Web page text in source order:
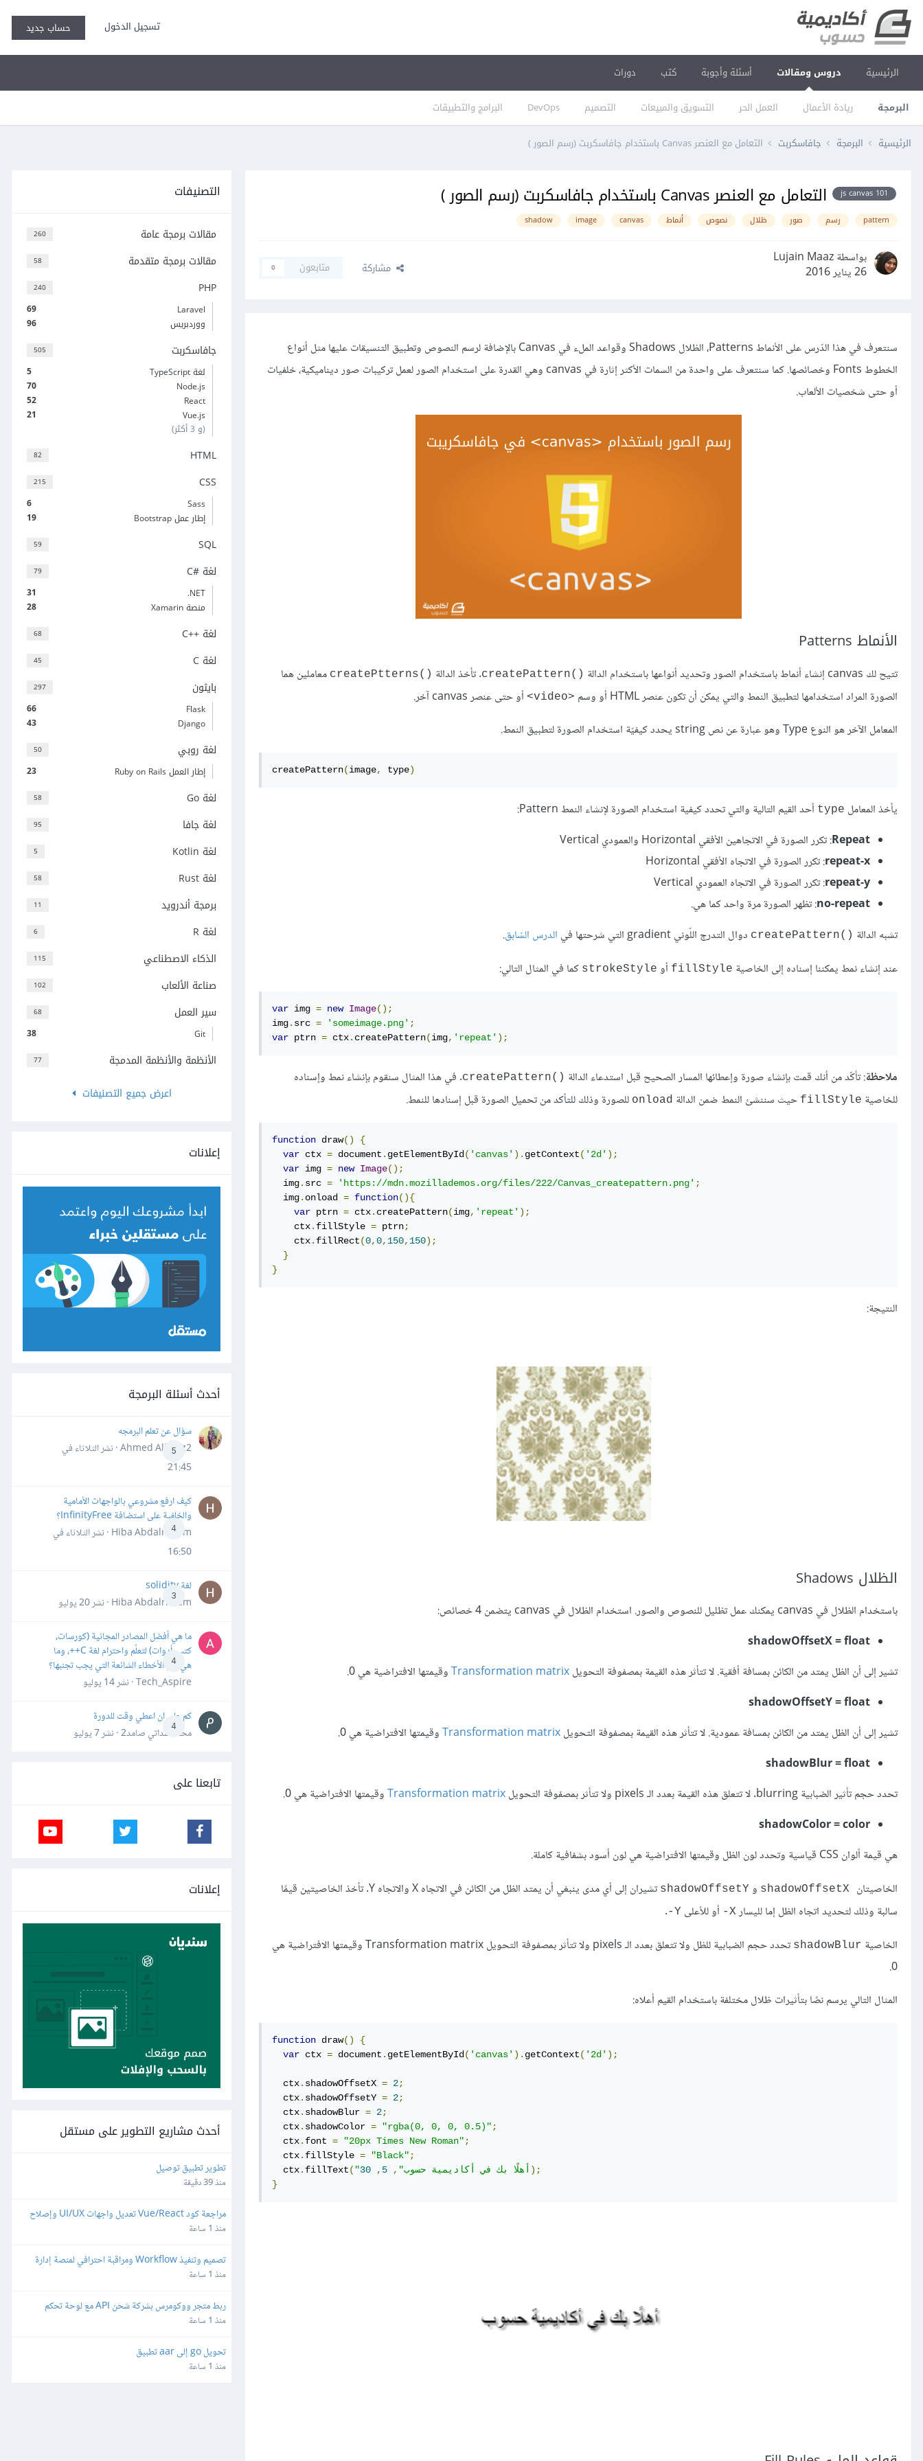
تسجيل الدخول حساب جديد
الرئيسية دروس ومقالات
البرمجة ريادة الأعمال العمل الحر التسويق والمبيعات التصميم DevOps البرامج والتطبيقات
أسئلة وأجوبة كتب دورات
الرئيسية البرمجة جافاسكربت التعامل مع العنصر Canvas باستخدام جافاسكربت (رسم الصور )
js canvas 101 التعامل مع العنصر Canvas باستخدام جافاسكربت (رسم الصور )
pattern رسم صور ظلال نصوص أنماط canvas
image
shadow
بواسطة Lujain Maaz
26 يناير 2016
مشاركة متابعون 0
سنتعرف في هذا الدّرس على الأنماط Patterns، الظلال Shadows وقواعد الملء في Canvas بالإضافة لرسم النصوص وتطبيق التنسيقات عليها مثل أنواع
الخطوط Fonts وخصائصها. كما سنتعرف على واحدة من السمات الأكثر إثارة في canvas وهي القدرة على استخدام الصور لعمل تركيبات صور ديناميكية، خلفيات
أو حتى شخصيات الألعاب.
الأنماط Patterns
تتيح لك canvas إنشاء أنماط باستخدام الصور وتحديد أنواعها باستخدام الدالة ()createPattern . تأخذ الدالة ()createPtterns
معاملين هما
الصورة المراد استخدامها لتطبيق النمط والتي يمكن أن تكون عنصر HTML أو وسم
<video>
أو حتى عنصر canvas آخر.
المعامل الآخر هو النوع Type وهو عبارة عن نص string يحدد كيفيّة استخدام الصورة لتطبيق النمط.
createPattern(image, type)
يأخذ المعامل type أحد القيم التالية والتي تحدد كيفية استخدام الصورة لإنشاء النمط Pattern:
Repeat: تكرر الصورة في الاتجاهين الأفقي Horizontal والعمودي Vertical
repeat-x: تكرر الصورة في الاتجاه الأفقي Horizontal
repeat-y: تكرر الصورة في الاتجاه العمودي Vertical
no-repeat: تظهر الصورة مرة واحد كما هي.
تشبه الدالة ()createPattern دوال التدرج اللّوني gradient التي شرحتها في الدرس السّابق.
عند إنشاء نمط يمكننا إسناده إلى الخاصية fillStyle أو strokeStyle كما في المثال التالي:
var img = new Image();
img. src = 'someimage.png' ;
var ptrn = ctx. createPattern(img, 'repeat' );
ملاحظة: تأكّد من أنك قمت بإنشاء صورة وإعطائها المسار الصحيح قبل استدعاء الدالة ()createPattern
. في هذا المثال سنقوم بإنشاء نمط وإسناده
للخاصية fillStyle حيث سننشئ النمط ضمن الدالة onload للصورة وذلك للتأكد من تحميل الصورة قبل إسنادها للنمط.
function draw()
{
var ctx = document . getElementById ( 'canvas' ). getContext( '2d' );
var img = new Image();
img. src = 'https://mdn.mozillademos.org/files/222/Canvas_createpattern.png' ;
img. onload = function(){
var ptrn = ctx. createPattern(img, 'repeat' );
ctx. fillStyle = ptrn;
ctx. fillRect(0,0, 150, 150);
}
}
النتيجة:
الظلال Shadows
باستخدام الظلال في canvas يمكنك عمل تظليل للنصوص والصور. استخدام الظلال في canvas يتضمن 4 خصائص:
shadowOffsetX = float
تشير إلى أن الظل يمتد من الكائن بمسافة أفقية. لا تتأثر هذه القيمة بمصفوفة التحويلTransformation matrixوقيمتها الافتراضية هي 0.
shadowOffsetY = float
تشير إلى أن الظل يمتد من الكائن بمسافة عمودية. لا تتأثر هذه القيمة بمصفوفة التحويلTransformation matrixوقيمتها الافتراضية هي 0.
shadowBlur = float
تحدد حجم تأثير الضبابية blurring. لا تتعلق هذه القيمة بعدد الـ pixels ولا تتأثر بمصفوفة التحويل
Transformation matrixوقيمتها الافتراضية هي 0.
shadowColor = color
هي قيمة ألوان CSS قياسية وتحدد لون الظل وقيمتها الافتراضية هي لون أسود بشفافية كاملة.
الخاصيتان
و shadowOffsetY
تشيران إلى أي مدى ينبغي أن يمتد الظل من الكائن في الاتجاه X والاتجاه Y. تأخذ الخاصيتين قيمًا
سالبة وذلك لتحديد اتجاه الظل إما لليسار X- أو للأعلى Y-
.
الخاصية shadowBlur
تحدد حجم الضبابية للظل ولا تتعلق بعدد الـ pixels ولا تتأثر بمصفوفة التحويل Transformation matrix وقيمتها الافتراضية هي
0.
المثال التالي يرسم نصًا بتأثيرات ظلال مختلفة باستخدام القيم أعلاه:
function draw()
{
var ctx = document . getElementById ( 'canvas' ). getContext( '2d' );
ctx. shadowOffsetX = 2;
ctx. shadowOffsetY = 2;
ctx. shadowBlur = 2;
ctx. shadowColor = "rgba(0, 0, 0, 0.5)" ;
ctx. font = "20px Times New Roman" ;
ctx. fillStyle = "Black" ;
ctx. fillText( "أهلًا بك في أكاديمية حسوب" ,
5
,
30
);
}
التصنيفات
260 مقالات برمجة عامة
58 مقالات برمجة متقدمة
240 PHP
69
Laravel
96
ووردبريس
505 جافاسكربت
5
لغة TypeScript
70
Node.js
52
React
21
Vue.js
(و 3 أكثر)
82 HTML
215 CSS
6
Sass
19
إطار عمل Bootstrap
59 SQL
79 لغة C#‎
31
‎.NET
28
منصة Xamarin
68 لغة C++‎
45 لغة C
297 بايثون
66
Flask
43
Django
50 لغة روبي
23 إطار العمل Ruby on Rails
58 لغة Go
95 لغة جافا
5 لغة Kotlin
58 لغة Rust
11 برمجة أندرويد
6 لغة R
115 الذكاء الاصطناعي
102 صناعة الألعاب
68 سير العمل
38 Git
77
الأنظمة والأنظمة المدمجة
اعرض جميع التصنيفات
إعلانات
أحدث أسئلة البرمجة
5
سؤال عن تعلم البرمجه
Ahmed Alhafiz2 · نشر
الثلاثاء في
21:45
4
كيف ارفع مشروعي بالواجهات الأمامية
والخلفية على استضافة InfinityFree؟
Hiba Abdalrheem · نشر
الثلاثاء في
16:50
3
لغة solidity
Hiba Abdalrheem · نشر
20 يوليو
4
ما هي أفضل المصادر المجانية (كورسات،
كتب، أدوات) لتعلّم واحترام لغة C++، وما
هي أهم الأخطاء الشائعة التي يجب تجنبها؟
Tech_Aspire · نشر
14 يوليو
4
كم علي ان اعطي وقت للدورة
محمد سداتي صامد2 · نشر
7 يوليو
تابعنا على
إعلانات
أحدث مشاريع التطوير على مستقل
تطوير تطبيق توصيل
منذ 39 دقيقة
ثغرات
منذ 1 ساعة
شبكات وميكروتك مبنية على Laravel/Radius
منذ 1 ساعة
مخصصة
منذ 1 ساعة
تحويل go إلى aar تطبيق
منذ 1 ساعة